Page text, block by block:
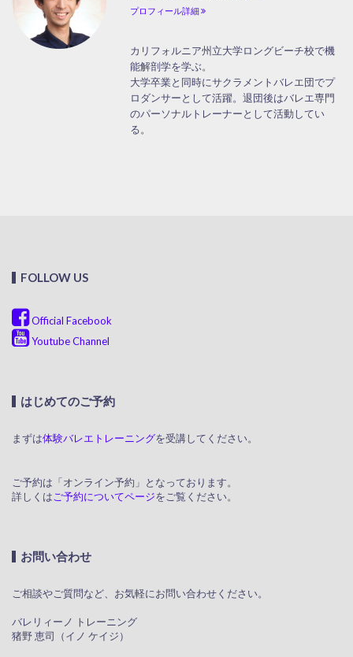
プロフィール詳細
カリフォルニア州立大学ロングビーチ校で機
能解剖学を学ぶ。
大学卒業と同時にサクラメントバレエ団でプ
ロダンサーとして活躍。退団後はバレエ専門
のパーソナルトレーナーとして活動してい
る。
FOLLOW US
Official Facebook
Youtube Channel
はじめてのご予約
まずは体験バレエトレーニングを受講してください。
ご予約は「オンライン予約」となっております。
詳しくはご予約についてページをご覧ください。
お問い合わせ
ご相談やご質問など、お気軽にお問い合わせください。
​ バレリィーノ トレーニング
猪野 恵司（イノ ケイジ）